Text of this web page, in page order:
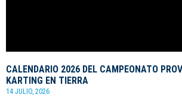
CALENDARIO 2026 DEL CAMPEONATO
KARTING EN TIERRA
14 JULIO, 2026